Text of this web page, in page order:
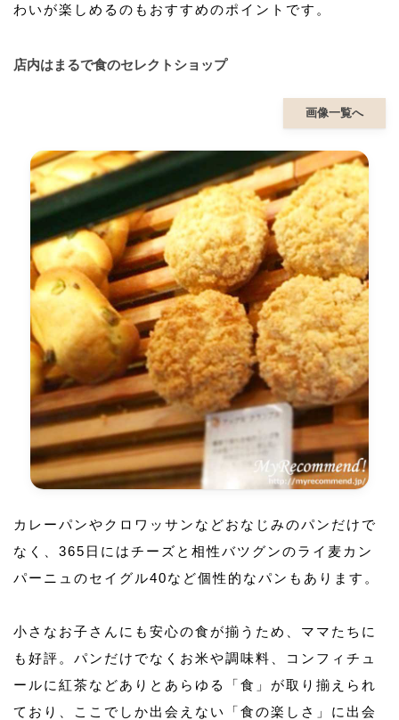
わいが楽しめるのもおすすめのポイントです。
店内はまるで食のセレクトショップ
画像一覧へ
カレーパンやクロワッサンなどおなじみのパンだけで
なく、365日にはチーズと相性バツグンのライ麦カン
パーニュのセイグル40など個性的なパンもあります。
小さなお子さんにも安心の食が揃うため、ママたちに
も好評。パンだけでなくお米や調味料、コンフィチュ
ールに紅茶などありとあらゆる「食」が取り揃えられ
ており、ここでしか出会えない「食の楽しさ」に出会